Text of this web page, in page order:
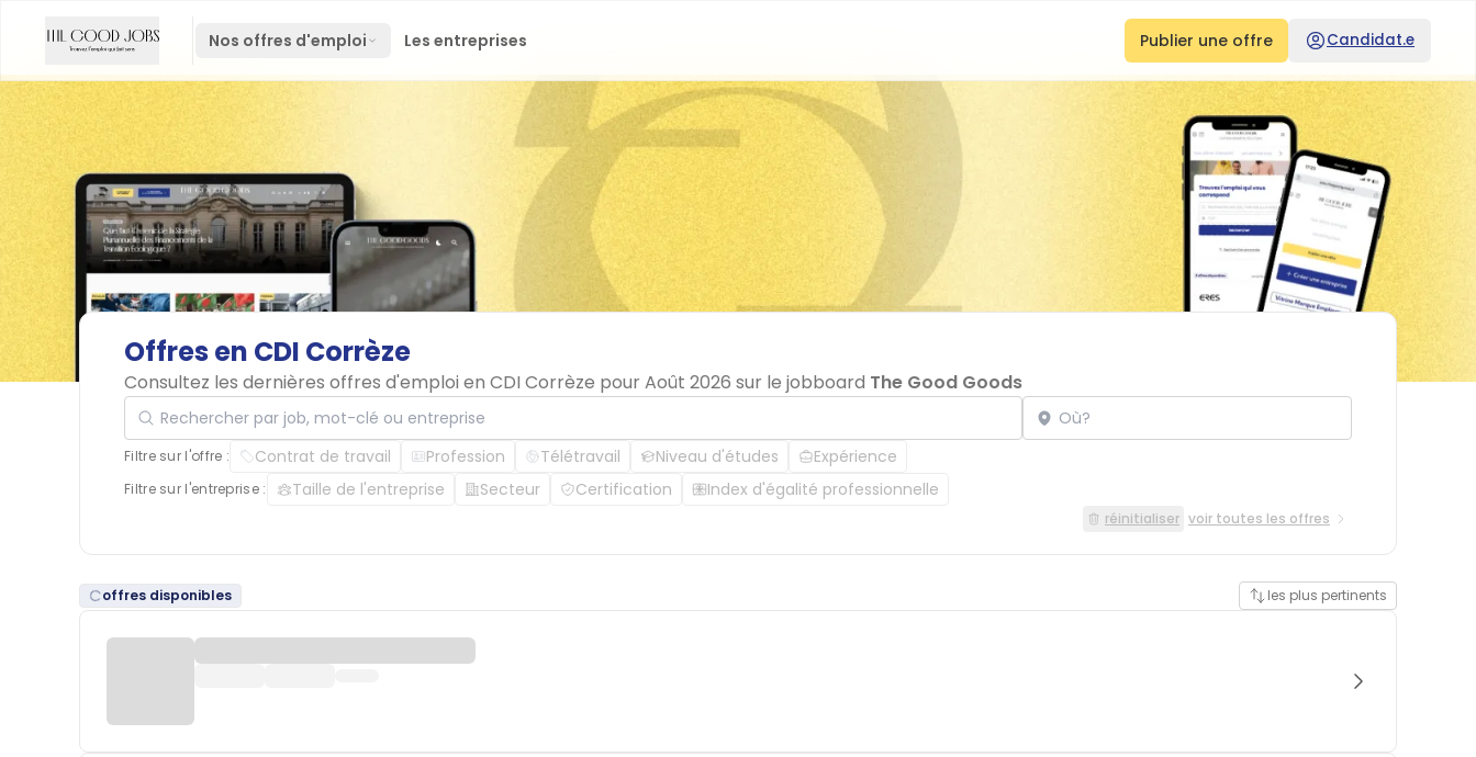
Nos offres d'emploi Les entreprises Publier une offre Candidat.e
Offres en CDI Corrèze
Consultez les dernières offres d'emploi en CDI Corrèze pour Août 2026 sur le jobboard The Good Goods
Rechercher par job, mot-clé ou entreprise Localisation
Filtre sur l'offre : Contrat de travail Profession Télétravail Niveau d'études Expérience
Filtre sur l'entreprise : Taille de l'entreprise Secteur Certification Index d'égalité professionnelle
réinitialiser voir toutes les offres
offres disponibles les plus pertinents